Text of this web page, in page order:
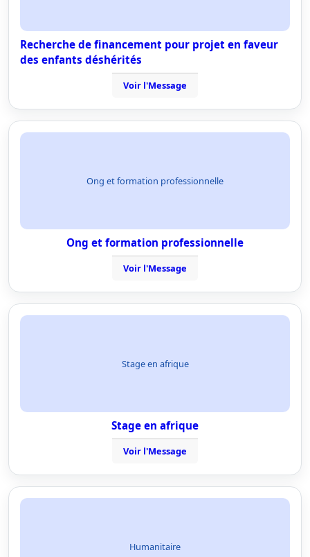
Recherche de financement pour projet en faveur
des enfants déshérités
Voir l'Message
Ong et formation professionnelle
Ong et formation professionnelle
Voir l'Message
Stage en afrique
Stage en afrique
Voir l'Message
Humanitaire